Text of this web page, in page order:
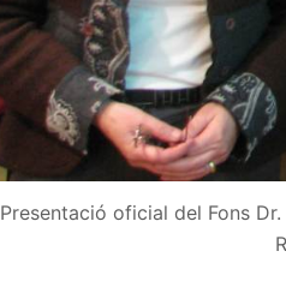
Presentació oficial del Fons